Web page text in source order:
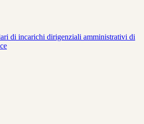
di incarichi dirigenziali amministrativi di